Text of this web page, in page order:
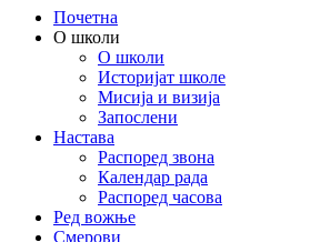
Почетна
О школи
О школи
Историјат школе
Мисија и визија
Запослени
Настава
Распоред звона
Календар рада
Распоред часова
Ред вожње
Смерови